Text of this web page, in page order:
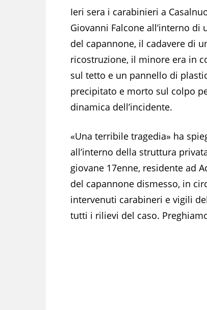
Ieri sera i carabinieri a
Giovanni Falcone all’interno
del capannone, il cadavere di
ricostruzione, il minore era in
sul tetto e un pannello di
precipitato e morto sul colpo
dinamica dell’incidente.
«Una terribile tragedia» ha
all’interno della struttura
giovane 17enne, residente ad
del capannone dismesso, in
intervenuti carabineri e vigili
tutti i rilievi del caso.